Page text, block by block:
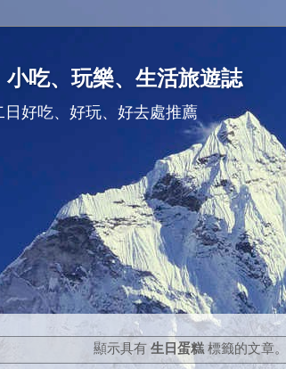
吃、玩樂、生活旅遊誌
好吃、好玩、好去處推薦
顯示具有生日蛋糕 標籤的文章。